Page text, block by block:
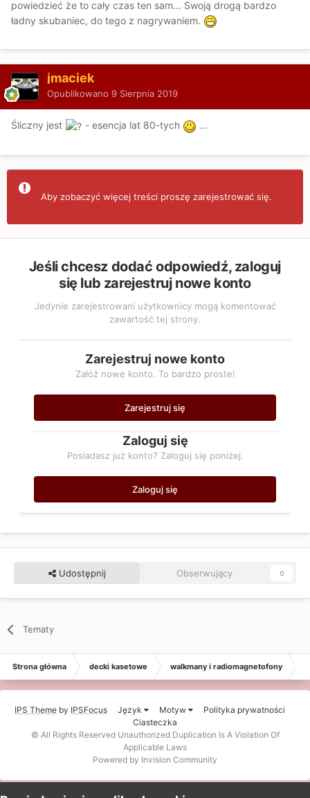
powiedzieć że to cały czas ten sam... Swoją drogą bardzo
ładny skubaniec, do tego z nagrywaniem.
jmaciek
Opublikowano 9 Sierpnia 2019
Śliczny jest - esencja lat 80-tych ...
Aby zobaczyć więcej treści proszę zarejestrować się.
Jeśli chcesz dodać odpowiedź, zaloguj
się lub zarejestruj nowe konto
Jedynie zarejestrowani użytkownicy mogą komentować
zawartość tej strony.
Zarejestruj nowe konto
Załóż nowe konto. To bardzo proste!
Zarejestruj się
Zaloguj się
Posiadasz już konto? Zaloguj się poniżej.
Zaloguj się
Udostępnij Obserwujący 0
Tematy
Strona główna decki kasetowe walkmany i radiomagnetofony
IPS Theme by IPSFocus Język Motyw
Polityka prywatności
Ciasteczka
© All Rights Reserved Unauthorized Duplication Is A Violation Of
Applicable Laws
Powered by Invision Community